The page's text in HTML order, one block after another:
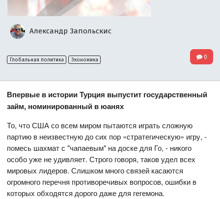
Александр Запольскис
Глобальная политика Экономика 0
Впервые в истории Турция выпустит государственный
займ, номинированный в юанях
То, что США со всем миром пытаются играть сложную
партию в неизвестную до сих пор «стратегическую» игру, -
помесь шахмат с "чапаевым" на доске для Го, - никого
особо уже не удивляет. Строго говоря, таков удел всех
мировых лидеров. Слишком много связей касаются
огромного перечня противоречивых вопросов, ошибки в
которых обходятся дорого даже для гегемона.